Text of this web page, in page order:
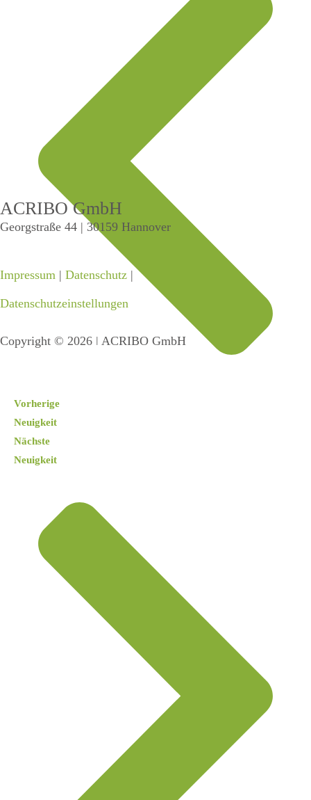
Vorherige
Neuigkeit
Nächste
Neuigkeit
ACRIBO GmbH
Georgstraße 44 | 30159 Hannover
Impressum | Datenschutz |
Datenschutzeinstellungen
Copyright © 2026 ǀ ACRIBO GmbH